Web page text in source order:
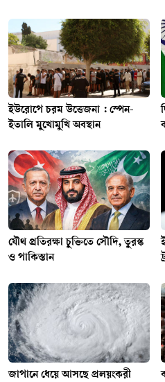
ইউরোপে চরম উত্তেজনা : স্পেন-
ইতালি মুখোমুখি অবস্থান
যৌথ প্রতিরক্ষা চুক্তিতে সৌদি, তুরস্ক
ও পাকিস্তান
জাপানে ধেয়ে আসছে প্রলয়ংকরী